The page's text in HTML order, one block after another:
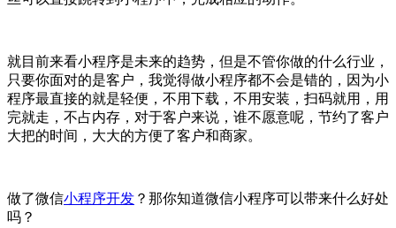
就目前来看小程序是未来的趋势，但是不管你做的什么行业，
只要你面对的是客户，我觉得做小程序都不会是错的，因为小
程序最直接的就是轻便，不用下载，不用安装，扫码就用，用
完就走，不占内存，对于客户来说，谁不愿意呢，节约了客户
大把的时间，大大的方便了客户和商家。
做了微信小程序开发 ？那你知道微信小程序可以带来什么好处
吗？